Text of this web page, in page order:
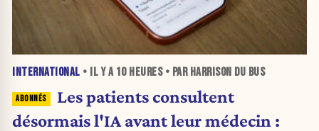
INTERNATIONAL • IL Y A 10 HEURES• PAR HARRISON DU BUS
Les patients consultent
désormais l'IA avant leur médecin :